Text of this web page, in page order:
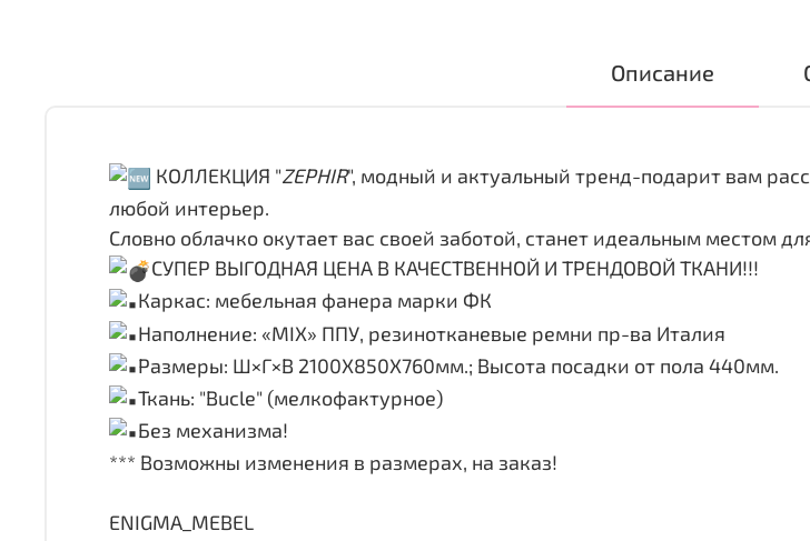
Описание
КОЛЛЕКЦИЯ "ZEPHIR", модный и актуальный тренд-подарит вам
любой интерьер.
Словно облачко окутает вас своей заботой, станет идеальным местом
СУПЕР ВЫГОДНАЯ ЦЕНА В КАЧЕСТВЕННОЙ И ТРЕНДОВОЙ ТКАНИ!!!
Каркас: мебельная фанера марки ФК
Наполнение: «MIX» ППУ, резинотканевые ремни пр-ва Италия
Размеры: Ш×Г×В 2100Х850Х760мм.; Высота посадки от пола 440мм.
Ткань: "Bucle" (мелкофактурное)
Без механизма!
*** Возможны изменения в размерах, на заказ!
ENIGMA_MEBEL